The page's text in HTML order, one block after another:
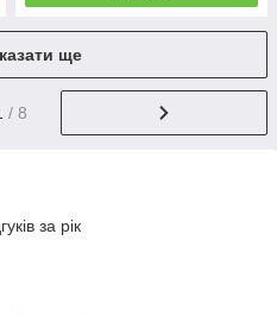
ще
/ 8
за рік